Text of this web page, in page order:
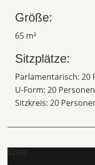
Größe:
65 m²
Sitzplätze:
Parlamentarisch: 20
U-Form: 20 Personen
Sitzkreis: 20
Error